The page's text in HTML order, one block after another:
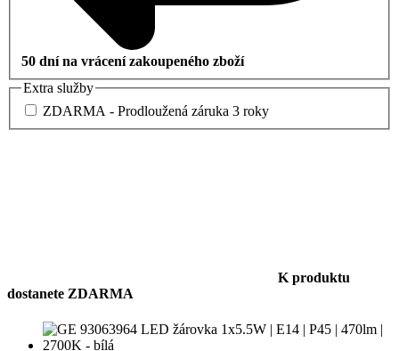
50 dní na vrácení zakoupeného zboží
Extra služby
ZDARMA - Prodloužená záruka 3 roky
K produktu
dostanete ZDARMA